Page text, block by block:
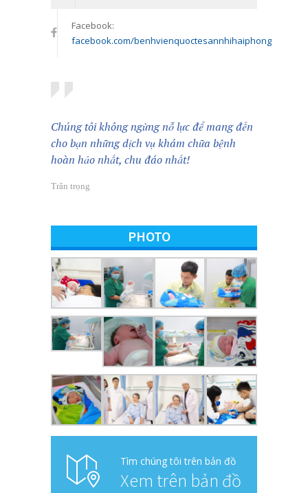
Facebook:
facebook.com/benhvienquoctesannhihaiphong
Chúng tôi không ngừng nỗ lực để mang đến
cho bạn những dịch vụ khám chữa bệnh
hoàn hảo nhất, chu đáo nhất!
Trân trọng
PHOTO
Tìm chúng tôi trên bản đồ
Xem trên bản đồ